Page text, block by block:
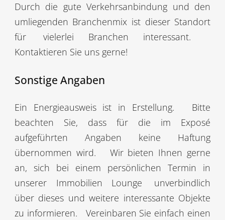
Durch die gute Verkehrsanbindung und den
umliegenden Branchenmix ist dieser Standort
für
vielerlei Branchen interessant.
Kontaktieren Sie uns gerne!
Sonstige Angaben
Ein Energieausweis ist in Erstellung.
Bitte
beachten Sie, dass für die im Exposé
aufgeführten Angaben keine Haftung
übernommen wird.
Wir bieten Ihnen gerne
an, sich bei einem persönlichen Termin in
unserer Immobilien Lounge
unverbindlich
über dieses und weitere interessante Objekte
zu informieren.
Vereinbaren Sie einfach einen